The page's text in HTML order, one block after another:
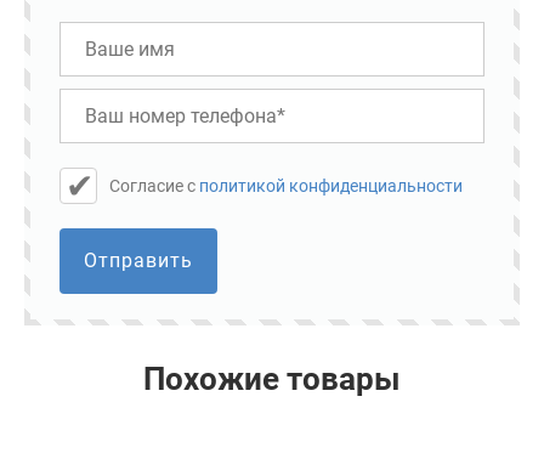
Cогласие с политикой конфиденциальности
Отправить
Похожие товары